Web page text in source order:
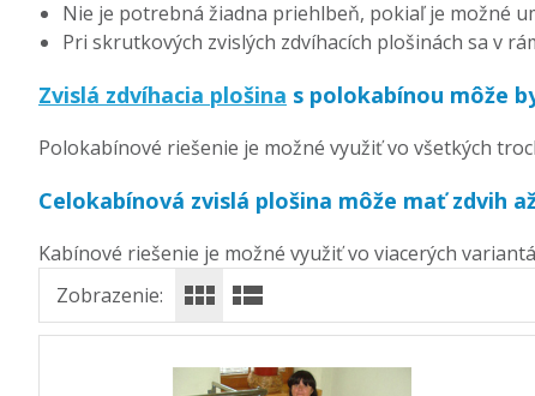
Nie je potrebná žiadna priehlbeň, pokiaľ je možné
Pri skrutkových zvislých zdvíhacích plošinách sa v
Zvislá zdvíhacia plošina s polokabínou môže
Polokabínové riešenie je možné využiť vo všetkých
Celokabínová zvislá plošina môže mať zdvih
Kabínové riešenie je možné využiť vo viacerých
Zobrazenie: